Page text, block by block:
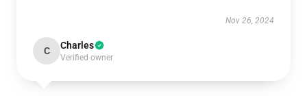
Nov 26, 2024
C Charles
Verified owner